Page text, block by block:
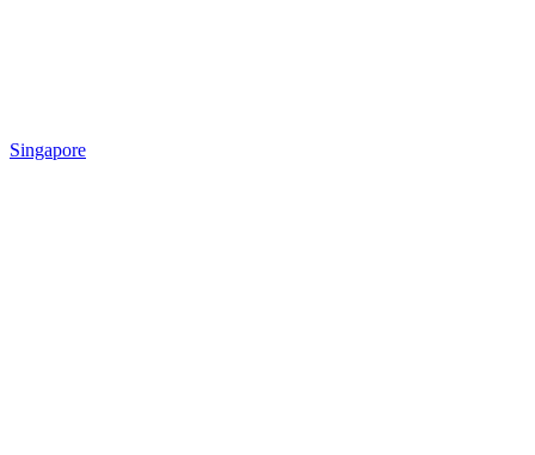
Singapore